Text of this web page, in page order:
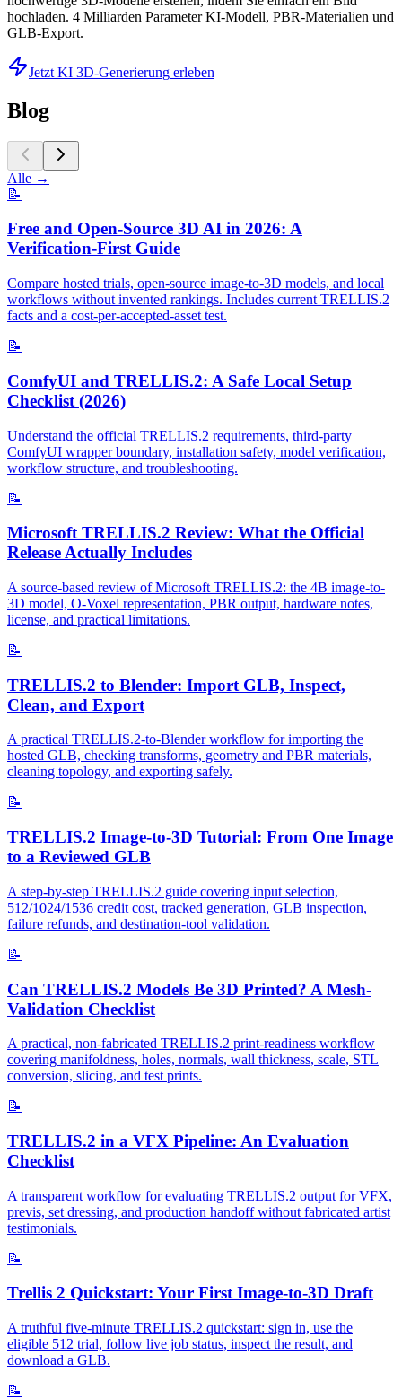
hochladen. 4 Milliarden Parameter KI-Modell, PBR-Materialien und
GLB-Export.
Jetzt KI 3D-Generierung erleben
Blog
Alle →
📝
Free and Open-Source 3D AI in 2026: A
Verification-First Guide
Compare hosted trials, open-source image-to-3D models, and local
workflows without invented rankings. Includes current TRELLIS.2
facts and a cost-per-accepted-asset test.
📝
ComfyUI and TRELLIS.2: A Safe Local Setup
Checklist (2026)
Understand the official TRELLIS.2 requirements, third-party
ComfyUI wrapper boundary, installation safety, model verification,
workflow structure, and troubleshooting.
📝
Microsoft TRELLIS.2 Review: What the Official
Release Actually Includes
A source-based review of Microsoft TRELLIS.2: the 4B image-to-
3D model, O-Voxel representation, PBR output, hardware notes,
license, and practical limitations.
📝
TRELLIS.2 to Blender: Import GLB, Inspect,
Clean, and Export
A practical TRELLIS.2-to-Blender workflow for importing the
hosted GLB, checking transforms, geometry and PBR materials,
cleaning topology, and exporting safely.
📝
TRELLIS.2 Image-to-3D Tutorial: From One Image
to a Reviewed GLB
A step-by-step TRELLIS.2 guide covering input selection,
512/1024/1536 credit cost, tracked generation, GLB inspection,
failure refunds, and destination-tool validation.
📝
Can TRELLIS.2 Models Be 3D Printed? A Mesh-
Validation Checklist
A practical, non-fabricated TRELLIS.2 print-readiness workflow
covering manifoldness, holes, normals, wall thickness, scale, STL
conversion, slicing, and test prints.
📝
TRELLIS.2 in a VFX Pipeline: An Evaluation
Checklist
A transparent workflow for evaluating TRELLIS.2 output for VFX,
previs, set dressing, and production handoff without fabricated artist
testimonials.
📝
Trellis 2 Quickstart: Your First Image-to-3D Draft
A truthful five-minute TRELLIS.2 quickstart: sign in, use the
eligible 512 trial, follow live job status, inspect the result, and
download a GLB.
📝